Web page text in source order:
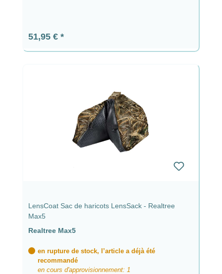
Prix régulier :
51,95 €
LensCoat Sac de haricots LensSack - Realtree
Max5
Realtree Max5
en rupture de stock, l’article a déjà été
recommandé
en cours d'approvisionnement: 1